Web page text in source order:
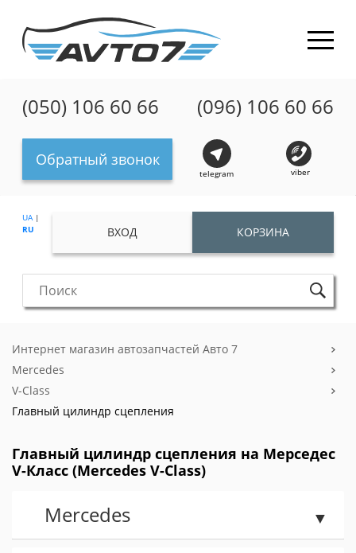
(050) 106 60 66 (096) 106 60 66
Обратный звонок
telegram viber
UA|
RU
ВХОД КОРЗИНА
Интернет магазин автозапчастей Авто 7
Mercedes
V-Class
Главный цилиндр сцепления
Главный цилиндр сцепления на Мерседес
V-Класс (Mercedes V-Class)
Mercedes